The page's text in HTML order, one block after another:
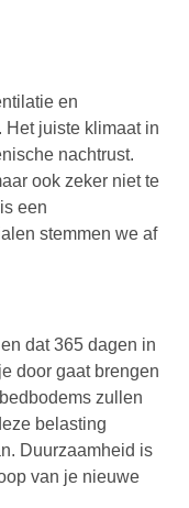
en
juiste klimaat in
nachtrust.
ook zeker niet te
een
stemmen we af
dat 365 dagen in
door gaat brengen
zullen
belasting
Duurzaamheid is
van je nieuwe